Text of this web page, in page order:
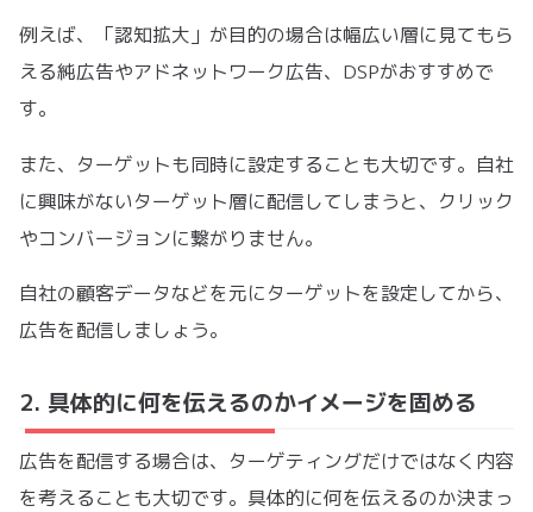
例えば、「認知拡大」が目的の場合は幅広い層に見てもら
える純広告やアドネットワーク広告、DSPがおすすめで
す。
また、ターゲットも同時に設定することも大切です。自社
に興味がないターゲット層に配信してしまうと、クリック
やコンバージョンに繋がりません。
自社の顧客データなどを元にターゲットを設定してから、
広告を配信しましょう。
2. 具体的に何を伝えるのかイメージを固める
広告を配信する場合は、ターゲティングだけではなく内容
を考えることも大切です。具体的に何を伝えるのか決まっ